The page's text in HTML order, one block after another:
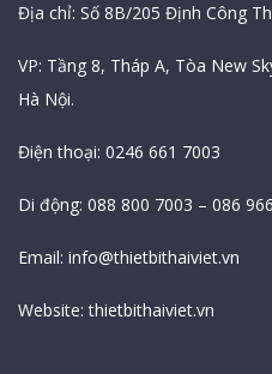
Địa chỉ: Số 8B/205 Định Công
VP: Tầng 8, Tháp A, Tòa New
Hà Nội.
Điện thoại: 0246 661 7003
Di động: 088 800 7003 – 086
Email: info@thietbithaiviet.vn
Website:thietbithaiviet.vn